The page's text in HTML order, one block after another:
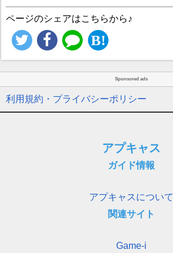
ページのシェアはこちらから♪
Sponsored ads
利用規約・プライバシーポリシー
アプキャス
ガイド情報
アプキャスについて
関連サイト
Game-i